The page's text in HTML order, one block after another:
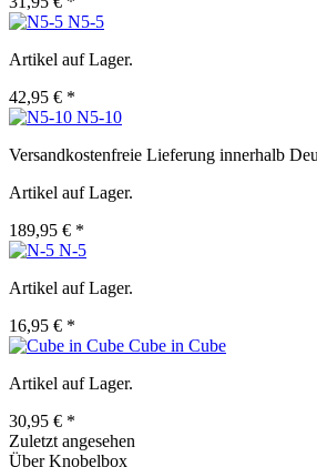
N5-5
Artikel auf Lager.
42,95 € *
N5-10
Versandkostenfreie Lieferung innerhalb
Artikel auf Lager.
189,95 € *
N-5
Artikel auf Lager.
16,95 € *
Cube in Cube
Artikel auf Lager.
30,95 € *
Zuletzt angesehen
Über Knobelbox